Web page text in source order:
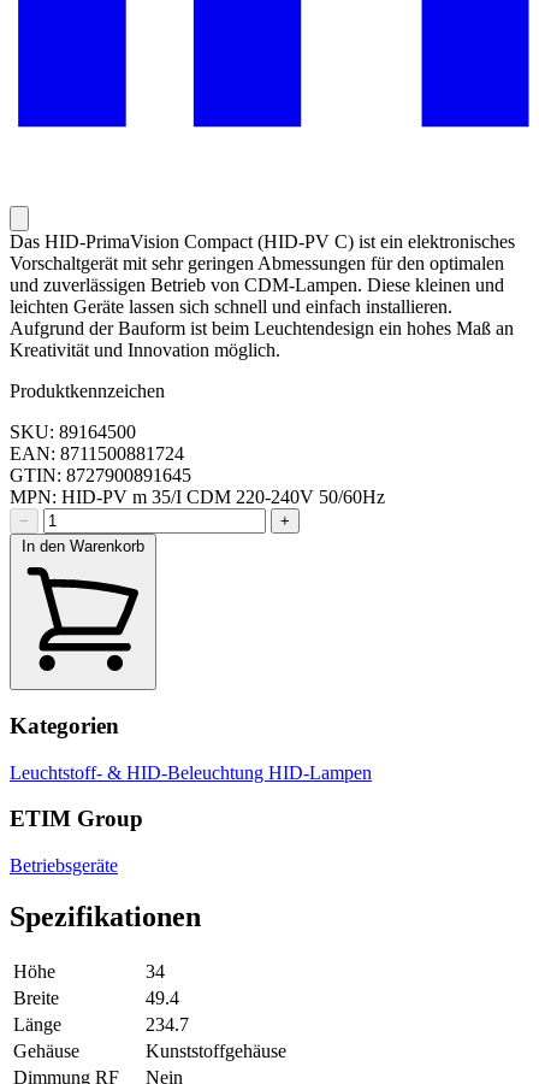
Das HID-PrimaVision Compact (HID-PV C) ist ein elektronisches
Vorschaltgerät mit sehr geringen Abmessungen für den optimalen
und zuverlässigen Betrieb von CDM-Lampen. Diese kleinen und
leichten Geräte lassen sich schnell und einfach installieren.
Aufgrund der Bauform ist beim Leuchtendesign ein hohes Maß an
Kreativität und Innovation möglich.
Produktkennzeichen
SKU: 89164500
EAN: 8711500881724
GTIN: 8727900891645
MPN: HID-PV m 35/I CDM 220-240V 50/60Hz
−
+
In den Warenkorb
Kategorien
Leuchtstoff- & HID-Beleuchtung HID-Lampen
ETIM Group
Betriebsgeräte
Spezifikationen
Höhe
34
Breite
49.4
Länge
234.7
Gehäuse
Kunststoffgehäuse
Dimmung RF
Nein